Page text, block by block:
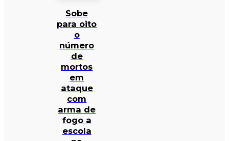
Sobe
para oito
o
número
de
mortos
em
ataque
com
arma de
fogo a
escola